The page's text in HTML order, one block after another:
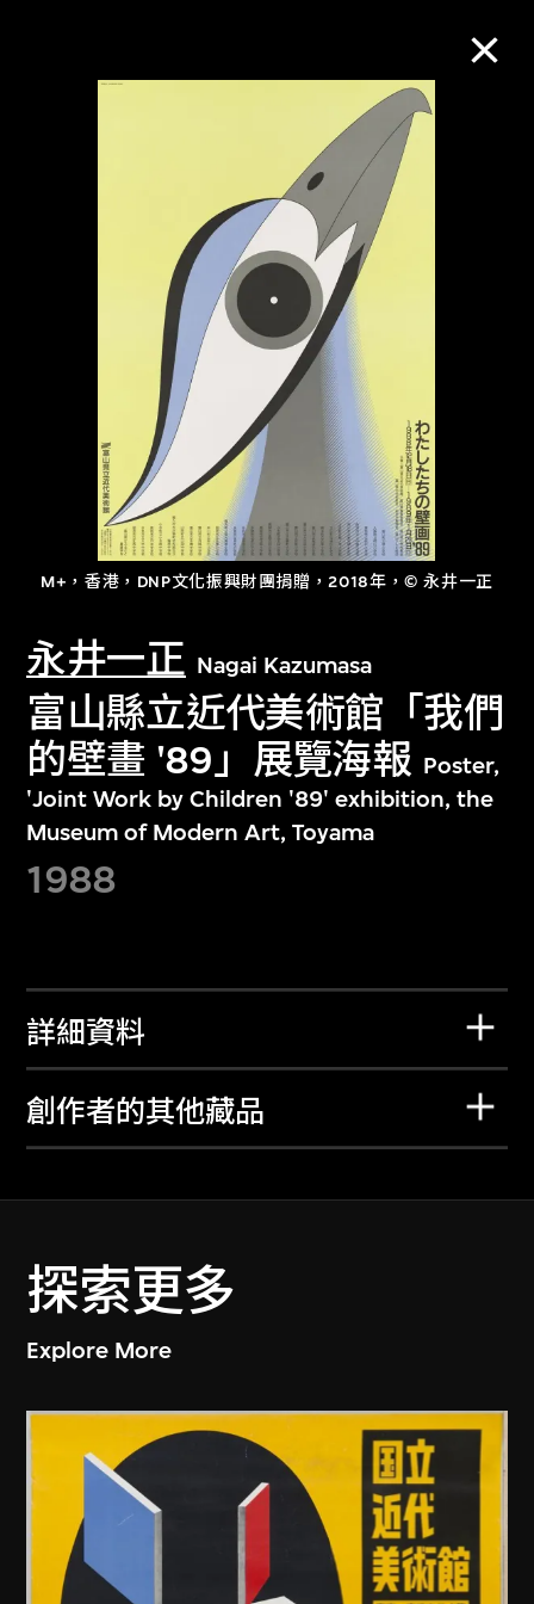
M+，香港，DNP文化振興財團捐贈，2018年，© 永井一正
永井一正 Nagai Kazumasa
富山縣立近代美術館「我們
的壁畫 '89」展覽海報 Poster,
'Joint Work by Children '89' exhibition, the
Museum of Modern Art, Toyama
1988
詳細資料
創作者的其他藏品
探索更多
Explore More
M+藏品
進一步篩選
關於M+藏品
探索世界頂級的二十及二十一世紀視覺
文化藏品。